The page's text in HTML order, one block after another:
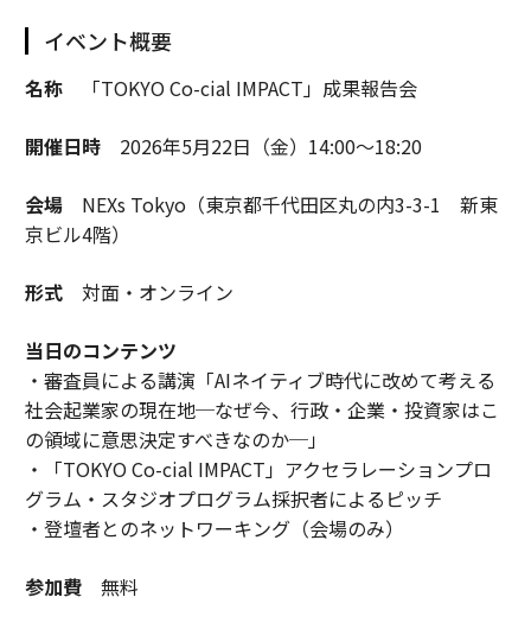
イベント概要
名称「TOKYO Co-cial IMPACT」成果報告会
開催日時2026年5月22日（金）14:00～18:20
会場NEXs Tokyo（東京都千代田区丸の内3-3-1 新東
京ビル4階）
形式対面・オンライン
当日のコンテンツ
・審査員による講演「AIネイティブ時代に改めて考える
社会起業家の現在地─なぜ今、行政・企業・投資家はこ
の領域に意思決定すべきなのか─」
・「TOKYO Co-cial IMPACT」アクセラレーションプロ
グラム・スタジオプログラム採択者によるピッチ
・登壇者とのネットワーキング（会場のみ）
参加費無料